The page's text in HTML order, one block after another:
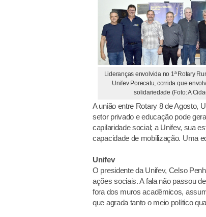
Lideranças envolvida no 1ª Rotary
Unifev Porecatu, corrida que
solidariedade (Foto: A
A união entre Rotary 8 de Agosto,
setor privado e educação pode
capilaridade social; a Unifev, sua
capacidade de mobilização. Uma
Unifev
O presidente da Unifev, Celso
ações sociais. A fala não passou
fora dos muros acadêmicos,
que agrada tanto o meio político